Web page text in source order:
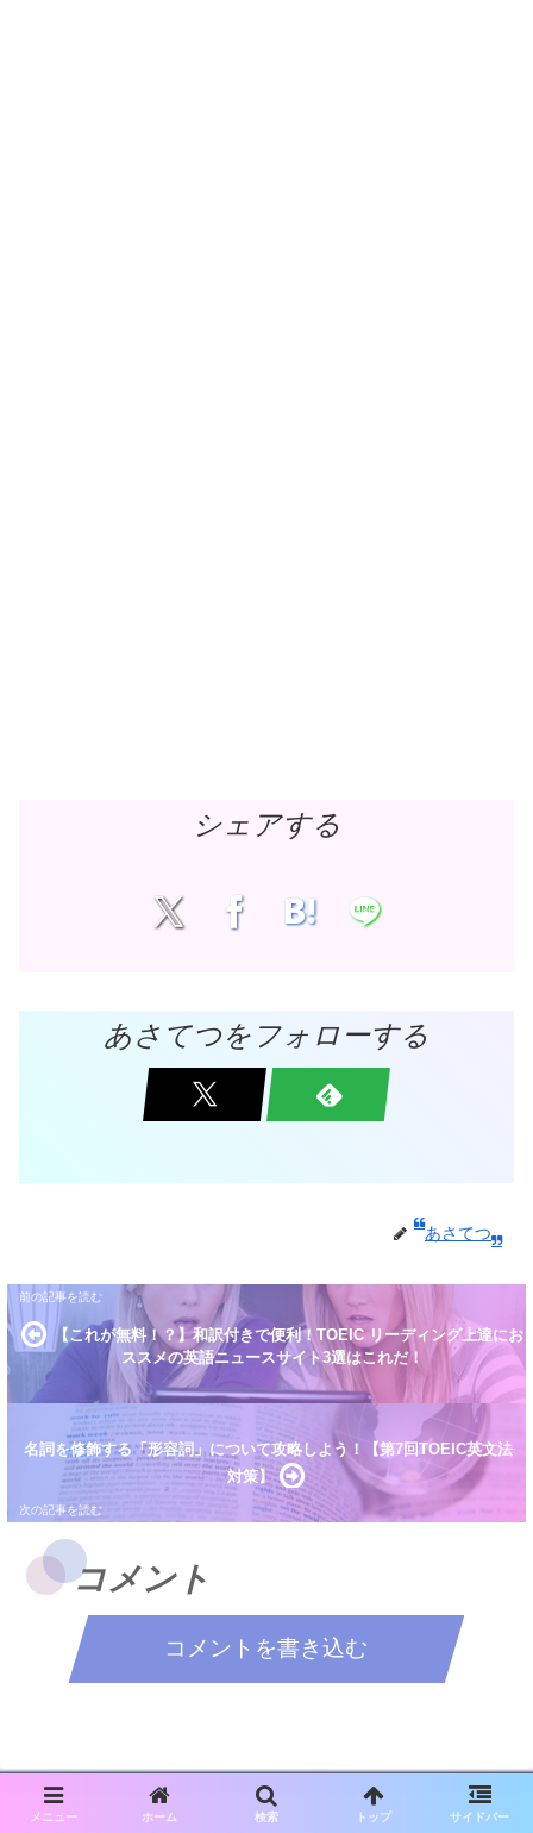
シェアする
あさてつをフォローする
あさてつ
【これが無料！？】和訳付きで便利！TOEIC リーディング上達にお
ススメの英語ニュースサイト3選はこれだ！
名詞を修飾する「形容詞」について攻略しよう！【第7回TOEIC英文法
対策】
コメント
コメントを書き込む
メニュー ホーム 検索 トップ サイドバー